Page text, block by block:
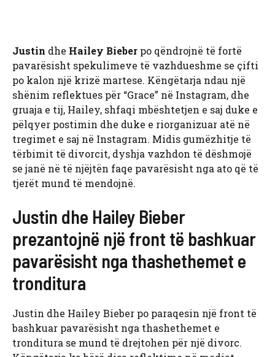
Justin dhe Hailey Bieber po qëndrojnë të fortë
pavarësisht spekulimeve të vazhdueshme se çifti
po kalon një krizë martese. Këngëtarja ndau një
shënim reflektues për “Grace” në Instagram, dhe
gruaja e tij, Hailey, shfaqi mbështetjen e saj duke e
pëlqyer postimin dhe duke e riorganizuar atë në
tregimet e saj në Instagram. Midis gumëzhitje të
tërbimit të divorcit, dyshja vazhdon të dëshmojë
se janë në të njëjtën faqe pavarësisht nga ato që të
tjerët mund të mendojnë.
Justin dhe Hailey Bieber
prezantojnë një front të bashkuar
pavarësisht nga thashethemet e
tronditura
Justin dhe Hailey Bieber po paraqesin një front të
bashkuar pavarësisht nga thashethemet e
tronditura se mund të drejtohen për një divorc.